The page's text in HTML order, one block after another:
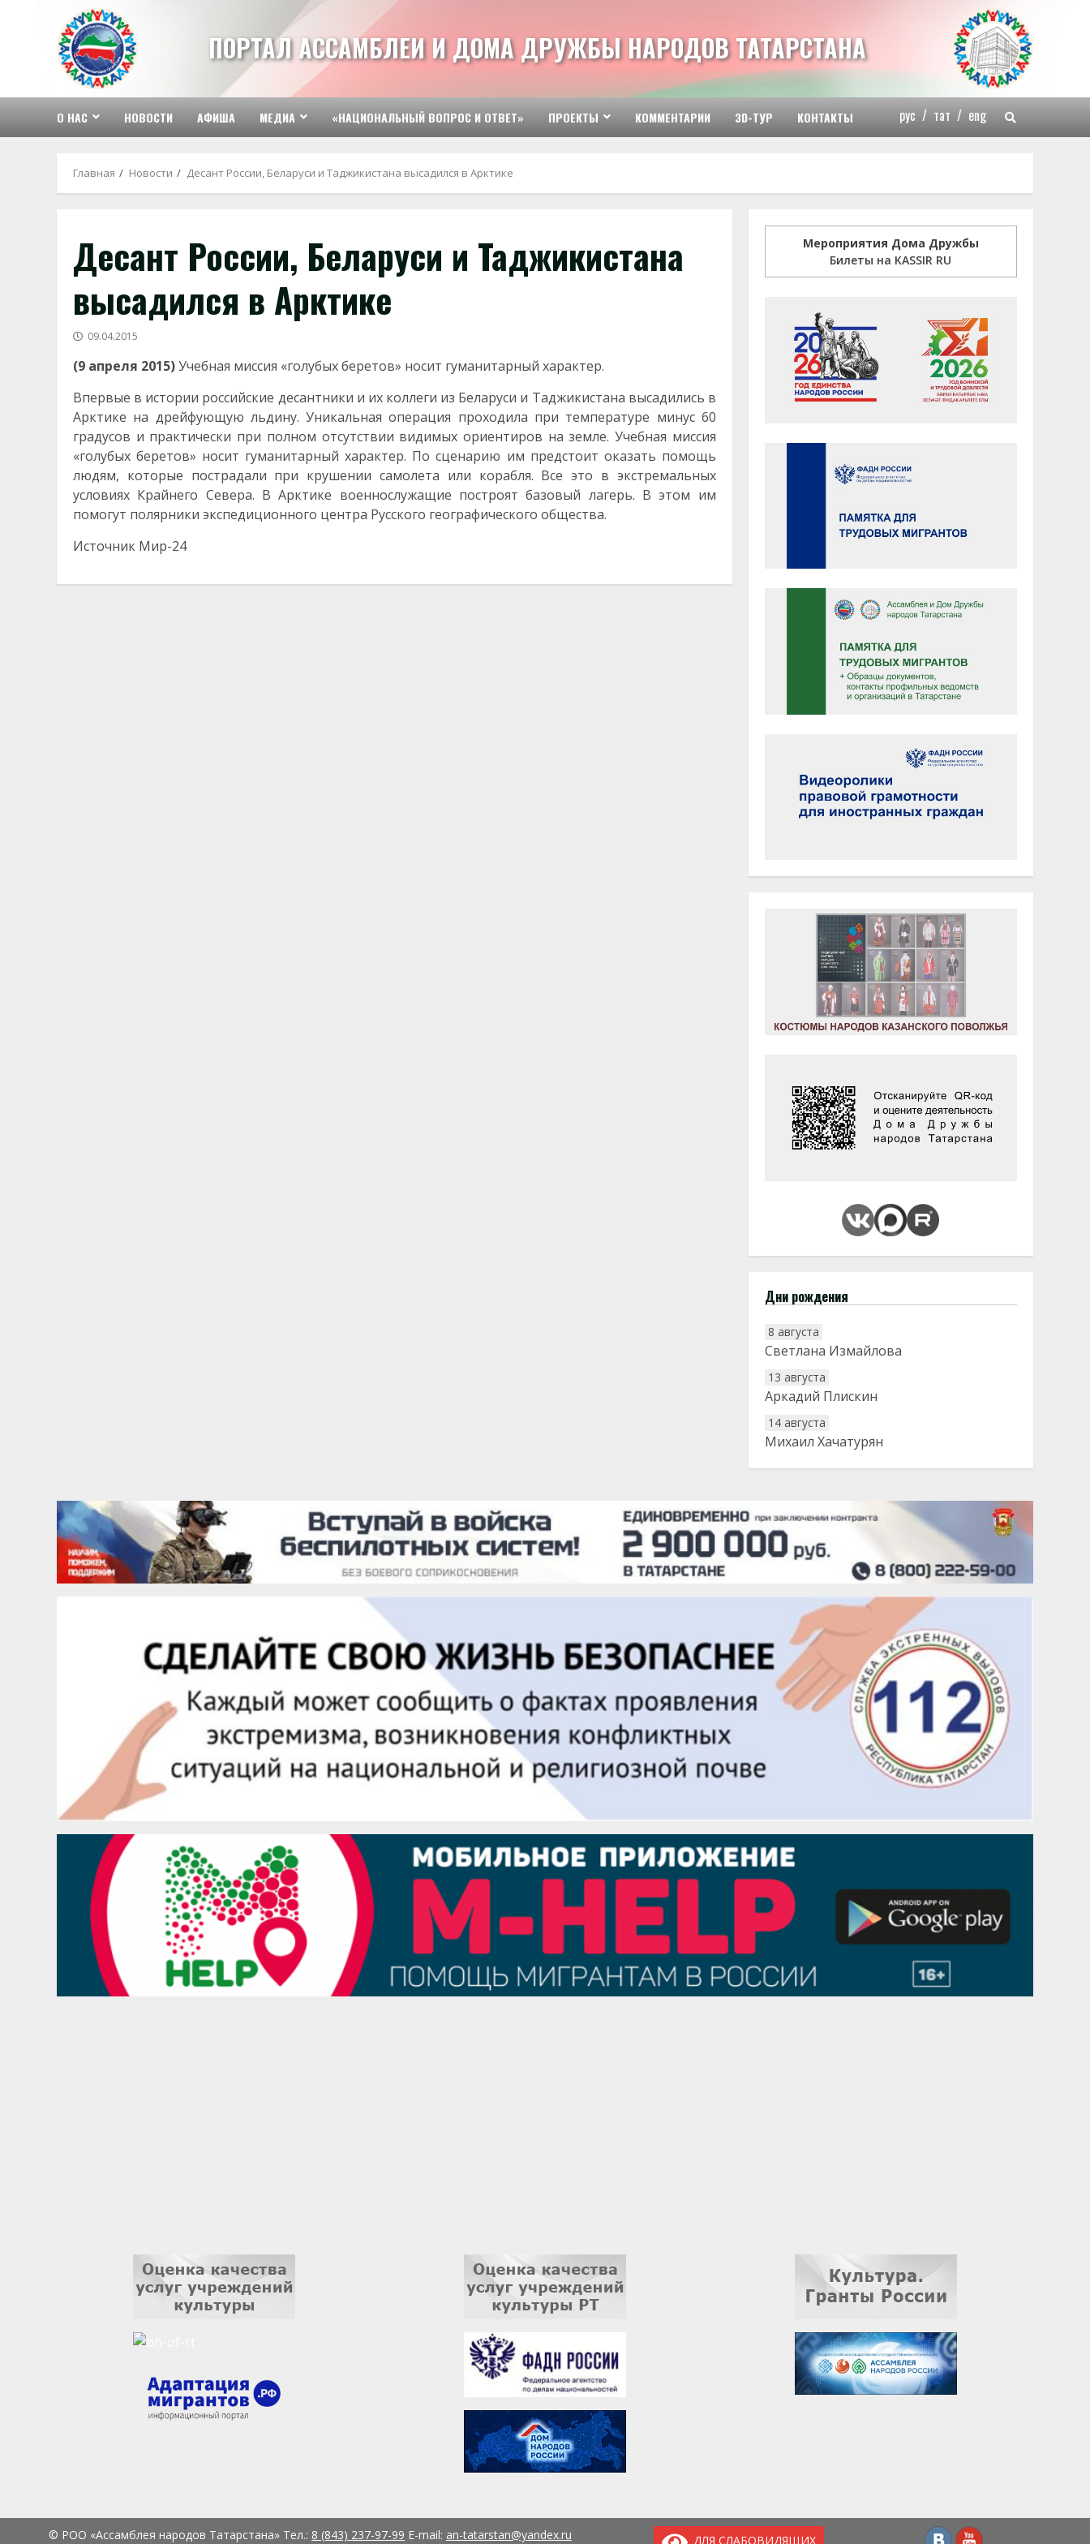
содержимому
ПОРТАЛ АССАМБЛЕИ И ДОМА ДРУЖБЫ НАРОДОВ ТАТАРСТАНА
О НАС НОВОСТИ АФИША МЕДИА «НАЦИОНАЛЬНЫЙ ВОПРОС И ОТВЕТ» ПРОЕКТЫ КОММЕНТАРИИ 3D-ТУР КОНТАКТЫ рус / тат / eng
Главная Новости Десант России, Беларуси и Таджикистана высадился в Арктике
Десант России, Беларуси и Таджикистана
высадился в Арктике
09.04.2015
(9 апреля 2015)Учебная миссия «голубых беретов» носит гуманитарный характер.
Впервые в истории российские десантники и их коллеги из Беларуси и Таджикистана высадились в
Арктике на дрейфующую льдину. Уникальная операция проходила при температуре минус 60
градусов и практически при полном отсутствии видимых ориентиров на земле. Учебная миссия
«голубых беретов» носит гуманитарный характер. По сценарию им предстоит оказать помощь
людям, которые пострадали при крушении самолета или корабля. Все это в экстремальных
условиях Крайнего Севера. В Арктике военнослужащие построят базовый лагерь. В этом им
помогут полярники экспедиционного центра Русского географического общества.
Источник Мир-24
Мероприятия Дома Дружбы
Билеты на KASSIR RU
Дни рождения
8 августа
Светлана Измайлова
13 августа
Аркадий Плискин
14 августа
Михаил Хачатурян
20 августа
22 августа
Евгений Ефимов
25 августа
Сэсэгма Бубеева
28 августа
Чингиз Мустафаев
29 августа
Надежда Рослова
1 сентября
Гали Хасанов
Владислав Тома
ДЛЯ СЛАБОВИДЯЩИХ
© РОО «Ассамблея народов Татарстана» Тел.: 8 (843) 237-97-99 E-mail: an-tatarstan@yandex.ru